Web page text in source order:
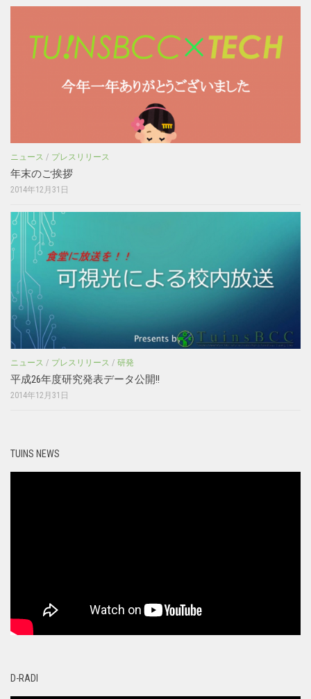
ニュース / プレスリリース
年末のご挨拶
2014年12月31日
ニュース / プレスリリース / 研発
平成26年度研究発表データ公開!!
2014年12月31日
TUINS NEWS
D-RADI